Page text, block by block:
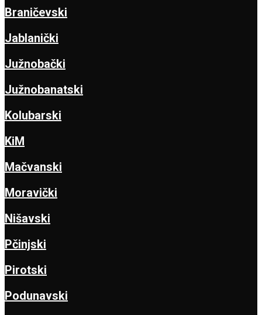
Braničevski
Jablanički
Južnobački
Južnobanatski
Kolubarski
KiM
Mačvanski
Moravički
Nišavski
Pčinjski
Pirotski
Podunavski